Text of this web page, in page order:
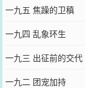
一九五 焦躁的卫稹
一九四 乱象环生
一九三 出征前的交代
一九二 团宠加持